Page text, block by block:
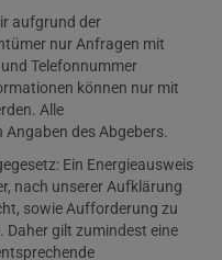
aufgrund der
nur Anfragen mit
Telefonnummer
können nur mit
Alle
des Abgebers.
Ein Energieausweis
nach unserer Aufklärung
sowie Aufforderung zu
Daher gilt zumindest eine